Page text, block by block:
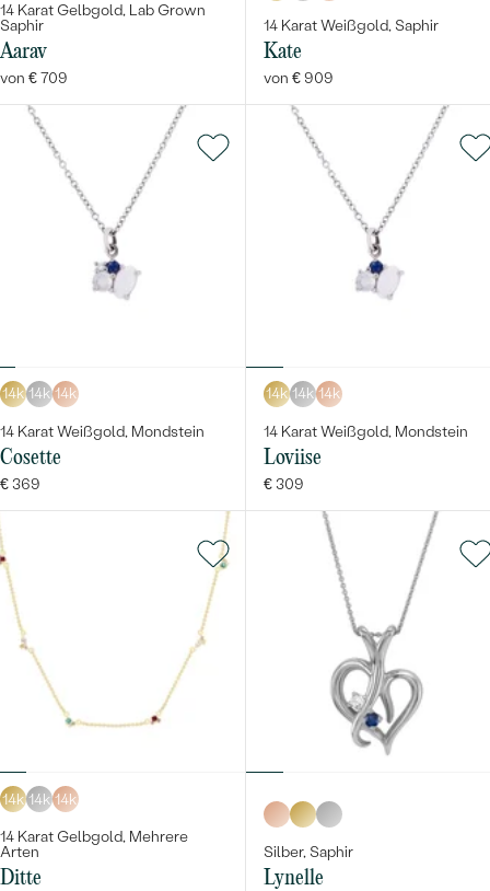
14 Karat Gelbgold, Lab Grown
Saphir
Aarav
von € 709
14 Karat Weißgold, Saphir
Kate
von € 909
14k 14k 14k
14 Karat Weißgold, Mondstein
Cosette
€ 369
14k 14k 14k
14 Karat Weißgold, Mondstein
Loviise
€ 309
14k 14k 14k
14 Karat Gelbgold, Mehrere
Arten
Ditte
Silber, Saphir
Lynelle